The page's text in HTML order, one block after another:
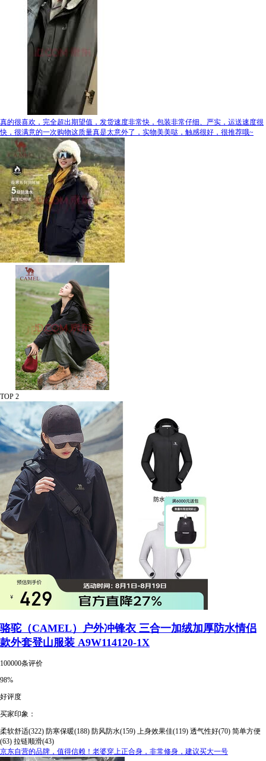
真的很喜欢，完全超出期望值，发货速度非常快，包装非常仔细、严实，运送速度很
快，很满意的一次购物这质量真是太意外了，实物美美哒，触感很好，很推荐哦~
TOP 2
骆驼（CAMEL）户外冲锋衣 三合一加绒加厚防水情侣
款外套登山服装 A9W114120-1X
100000条评价
98%
好评度
买家印象：
柔软舒适(322) 防寒保暖(188) 防风防水(159) 上身效果佳(119) 透气性好(70) 简单方便
(63) 拉链顺滑(43)
京东自营的品牌，值得信赖！老婆穿上正合身，非常修身，建议买大一号